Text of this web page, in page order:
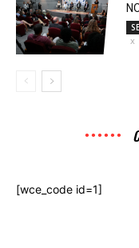
[wce_code id=1]